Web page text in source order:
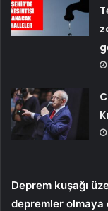
Deprem kuşağı
depremler olmaya